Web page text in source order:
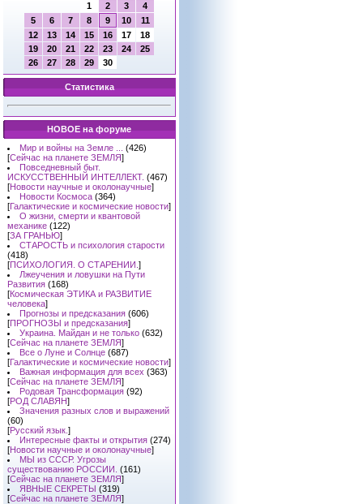
1
2 3
4
5
6 7 8 9 10
11
12
13 14 15 16 17
18
19
20 21 22 23 24
25
26
27 28 29 30
Статистика
НОВОЕ на форуме
Мир и войны на Земле ...
(426)
[Сейчас на планете ЗЕМЛЯ]
Повседневный быт.
ИСКУССТВЕННЫЙ ИНТЕЛЛЕКТ. (467)
[Новости научные и околонаучные]
Новости Космоса (364)
[Галактические и космические новости]
О жизни, смерти и квантовой
механике (122)
[ЗА ГРАНЬЮ]
СТАРОСТЬ и психология старости
(418)
[ПСИХОЛОГИЯ. О СТАРЕНИИ. ]
Лжеучения и ловушки на Пути
Развития (168)
[Космическая ЭТИКА и РАЗВИТИЕ
человека]
Прогнозы и предсказания (606)
[ПРОГНОЗЫ и предсказания]
Украина. Майдан и не только (632)
[Сейчас на планете ЗЕМЛЯ]
Все о Луне и Солнце (687)
[Галактические и космические новости]
Важная информация для всех (363)
[Сейчас на планете ЗЕМЛЯ]
Родовая Трансформация (92)
[РОД СЛАВЯН]
Значения разных слов и выражений
(60)
[Русский язык. ]
Интересные факты и открытия (274)
[Новости научные и околонаучные]
МЫ из СССР. Угрозы
существованию РОССИИ. (161)
[Сейчас на планете ЗЕМЛЯ]
ЯВНЫЕ СЕКРЕТЫ (319)
[Сейчас на планете ЗЕМЛЯ]